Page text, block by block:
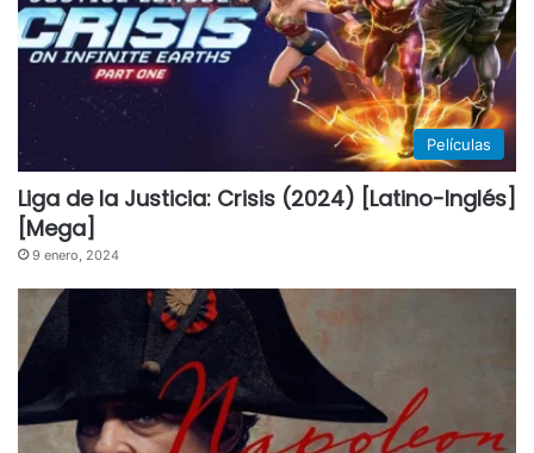
Películas
Liga de la Justicia: Crisis (2024) [Latino-Inglés]
[Mega]
9 enero, 2024